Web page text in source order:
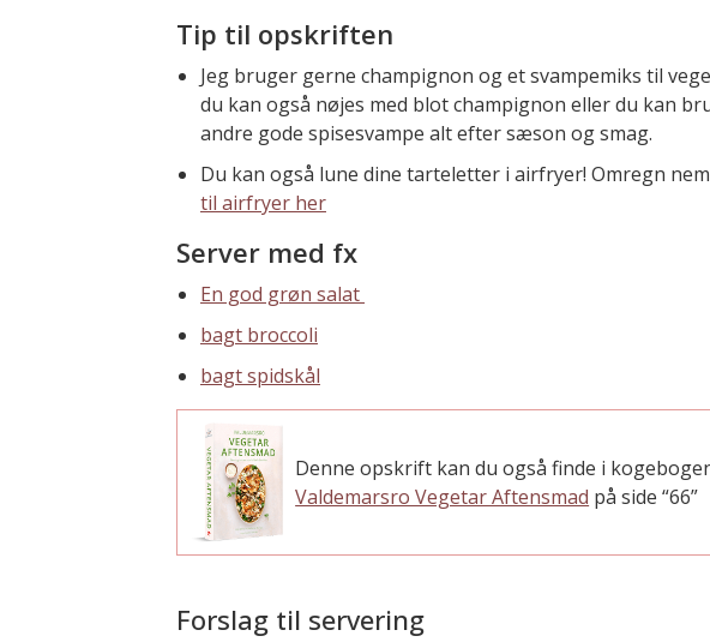
Tip til opskriften
Jeg bruger gerne champignon og et svampemiks til
du kan også nøjes med blot champignon eller du kan
andre gode spisesvampe alt efter sæson og smag.
Du kan også lune dine tarteletter i airfryer! Omregn
til airfryer her
Server med fx
En god grøn salat
bagt broccoli
bagt spidskål
Denne opskrift kan du også finde i
Valdemarsro Vegetar Aftensmad på side “66”
Forslag til servering